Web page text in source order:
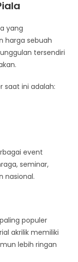
yang
harga sebuah
tersendiri
saat ini adalah:
event
seminar,
nasional.
populer
akrilik memiliki
lebih ringan